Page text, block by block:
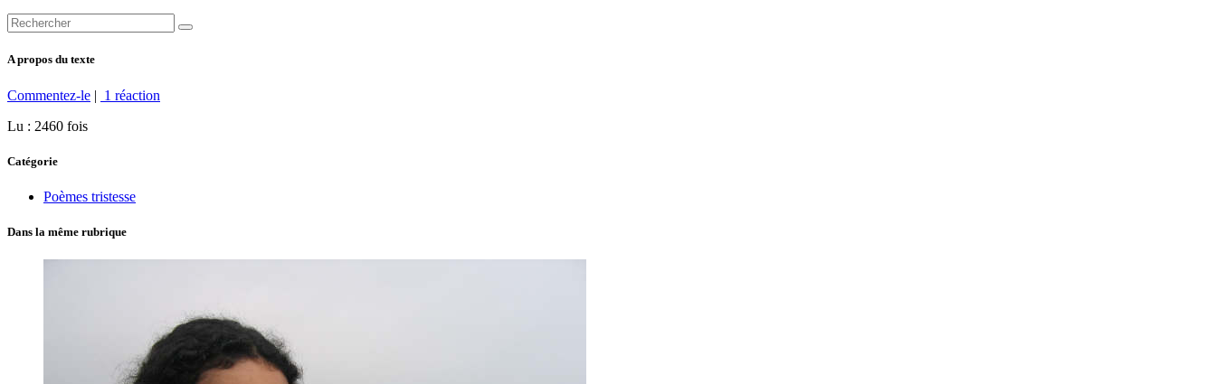
A propos du texte
Commentez-le | 1 réaction
Lu : 2460 fois
Catégorie
Poèmes tristesse
Dans la même rubrique